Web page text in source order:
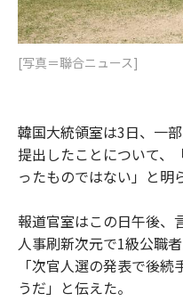
[写真＝聯合ニュース]
韓国大統領室は3日、一
提出したことについて、
ったものではない」と明
報道官室はこの日午後、
人事刷新次元で1級公職
「次官人選の発表で後
うだ」と伝えた。